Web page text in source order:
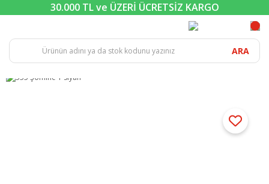
30.000 TL ve ÜZERİ ÜCRETSİZ KARGO
ARA